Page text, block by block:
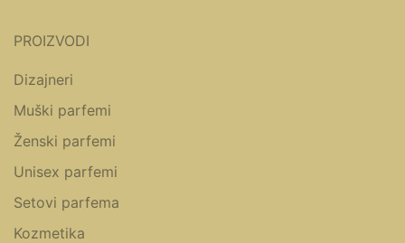
PROIZVODI
Dizajneri
Muški parfemi
Ženski parfemi
Unisex parfemi
Setovi parfema
Kozmetika